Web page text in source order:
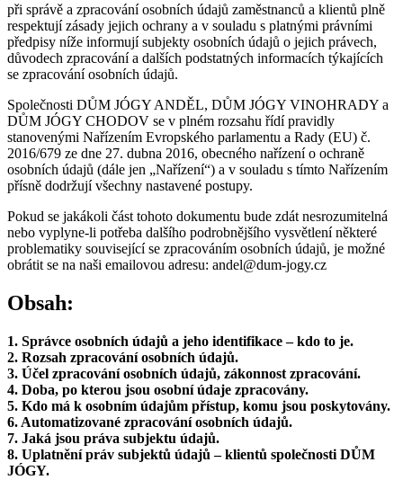
při správě a zpracování osobních údajů zaměstnanců a klientů plně
respektují zásady jejich ochrany a v souladu s platnými právními
předpisy níže informují subjekty osobních údajů o jejich právech,
důvodech zpracování a dalších podstatných informacích týkajících
se zpracování osobních údajů.
Společnosti DŮM JÓGY ANDĚL, DŮM JÓGY VINOHRADY a
DŮM JÓGY CHODOV se v plném rozsahu řídí pravidly
stanovenými Nařízením Evropského parlamentu a Rady (EU) č.
2016/679 ze dne 27. dubna 2016, obecného nařízení o ochraně
osobních údajů (dále jen „Nařízení“) a v souladu s tímto Nařízením
přísně dodržují všechny nastavené postupy.
Pokud se jakákoli část tohoto dokumentu bude zdát nesrozumitelná
nebo vyplyne-li potřeba dalšího podrobnějšího vysvětlení některé
problematiky související se zpracováním osobních údajů, je možné
obrátit se na naši emailovou adresu: andel@dum-jogy.cz
Obsah:
1. Správce osobních údajů a jeho identifikace – kdo to je.
2. Rozsah zpracování osobních údajů.
3. Účel zpracování osobních údajů, zákonnost zpracování.
4. Doba, po kterou jsou osobní údaje zpracovány.
5. Kdo má k osobním údajům přístup, komu jsou poskytovány.
6. Automatizované zpracování osobních údajů.
7. Jaká jsou práva subjektu údajů.
8. Uplatnění práv subjektů údajů – klientů společnosti DŮM
JÓGY.